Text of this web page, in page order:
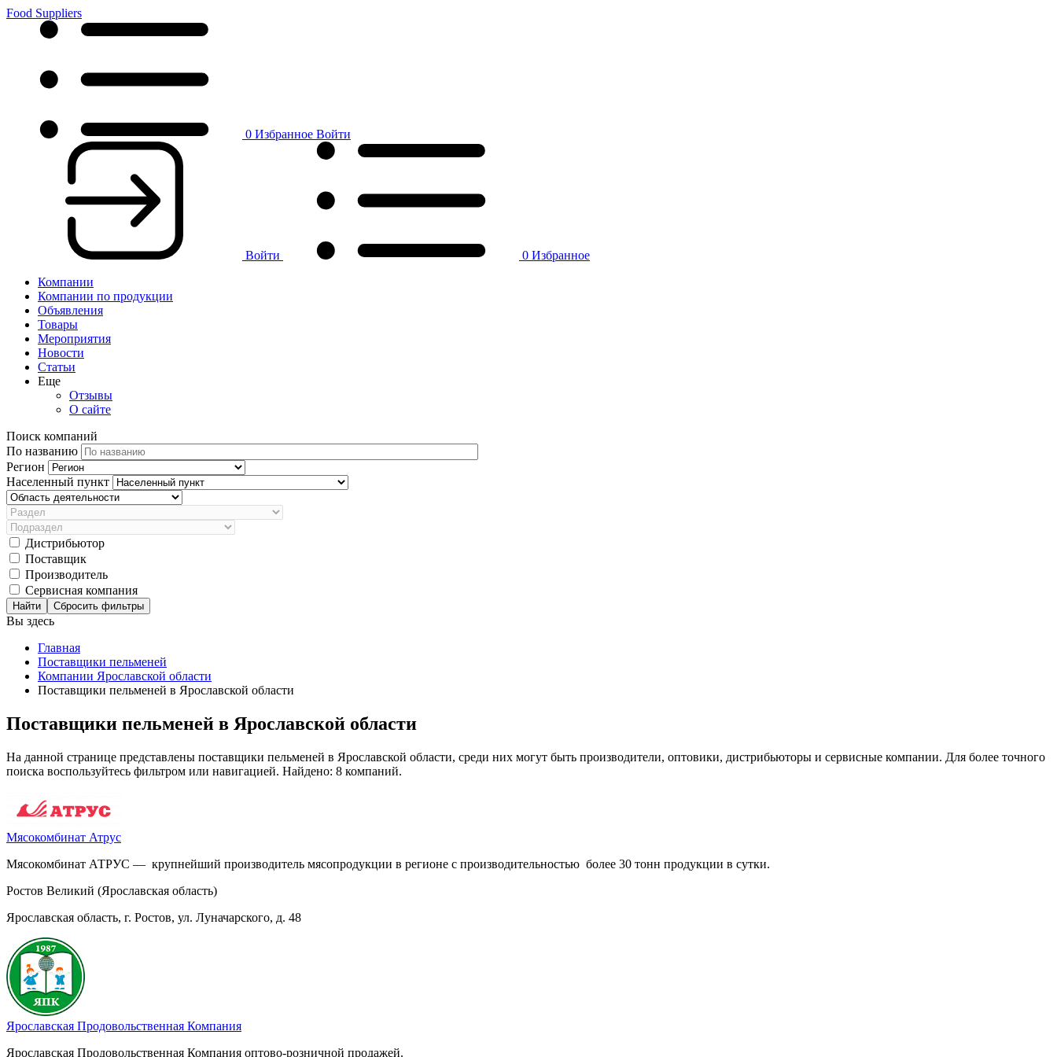
Food Suppliers
0 Избранное Войти
Войти 0 Избранное
Компании
Компании по продукции
Объявления
Товары
Мероприятия
Новости
Статьи
Еще
Отзывы
О сайте
Поиск компаний
По названию
Регион
Населенный пункт
Дистрибьютор
Поставщик
Производитель
Сервисная компания
Сбросить фильтры
Вы здесь
Главная
Поставщики пельменей
Компании Ярославской области
Поставщики пельменей в Ярославской области
Поставщики пельменей в Ярославской области
На данной странице представлены поставщики пельменей в Ярославской области, среди них могут быть производители, оптовики, дистрибьюторы и сервисные компании. Для более точного
поиска воспользуйтесь фильтром или навигацией. Найдено: 8 компаний.
Мясокомбинат Атрус
Мясокомбинат АТРУС — крупнейший производитель мясопродукции в регионе с производительностью более 30 тонн продукции в сутки.
Ростов Великий (Ярославская область)
Ярославская область, г. Ростов, ул. Луначарского, д. 48
Ярославская Продовольственная Компания
Ярославская Продовольственная Компания оптово-розничной продажей.